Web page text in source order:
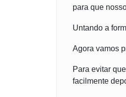
para que
Untando a
Agora vamos
Para evitar
facilmente